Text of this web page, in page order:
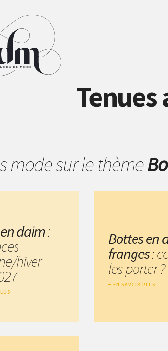
mode sur le thème
daim:
hiver
Bottes en
franges:
les porter ?
EN SAVOIR PLUS